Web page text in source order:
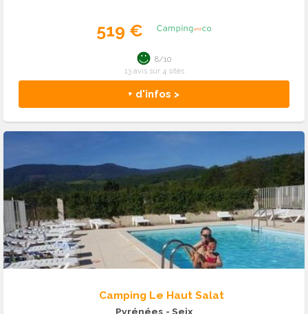
519 €
+ d'infos >
8/10
13 avis sur 4 sites
Camping Le Haut Salat
Pyrénées - Seix